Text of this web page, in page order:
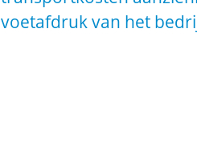
voetafdruk van het